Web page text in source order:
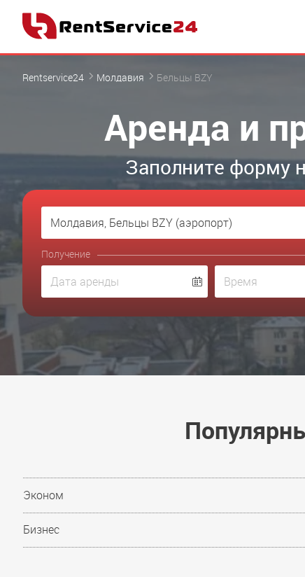
Rentservice24 Молдавия Бельцы BZY
Аренда и
Заполните форму
Получение
Эконом
Бизнес